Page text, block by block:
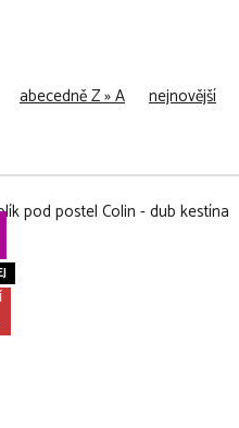
abecedně Z » A nejnovější